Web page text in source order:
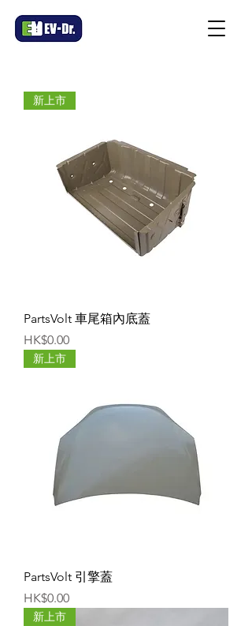
新上市
PartsVolt 車尾箱內底蓋
價格
HK$0.00
新上市
PartsVolt 引擎蓋
價格
HK$0.00
新上市